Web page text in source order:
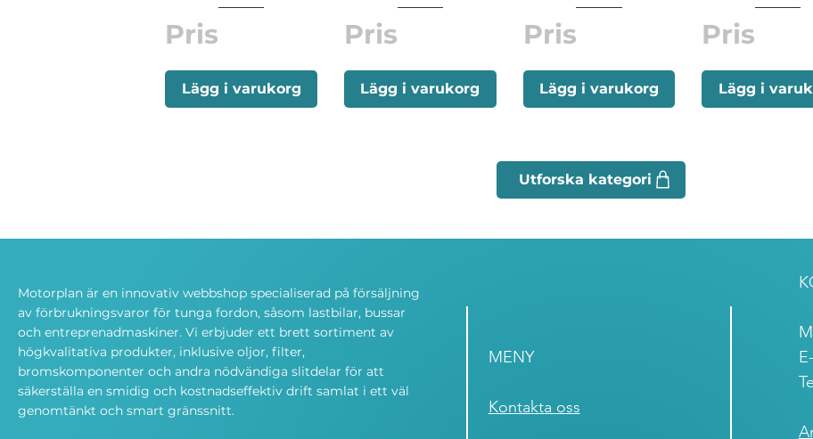
Pris
Lägg i varukorg
Pris
Lägg i varukorg
Pris
Lägg i varukorg
Pris
Lägg i
Motorplan är en innovativ webbshop specialiserad på försäljning
av förbrukningsvaror för tunga fordon, såsom lastbilar, bussar
och entreprenadmaskiner. Vi erbjuder ett brett sortiment av
högkvalitativa produkter, inklusive oljor, filter,
bromskomponenter och andra nödvändiga slitdelar för att
säkerställa en smidig och kostnadseffektiv drift samlat i ett väl
genomtänkt och smart gränssnitt.
MENY
Kontakta oss